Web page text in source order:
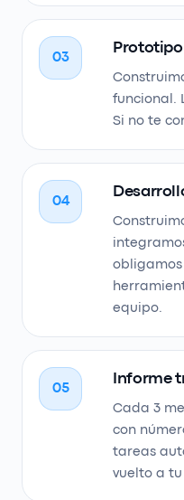
03
funcional.
Si no te
04
equipo.
05
Informe
Cada 3
con
tareas
vuelto a